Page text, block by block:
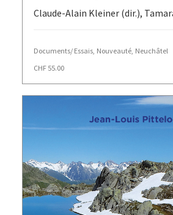
Claude-Alain Kleiner (dir.),
Documents/ Essais, Nouveauté, Neuchâtel
CHF 55.00